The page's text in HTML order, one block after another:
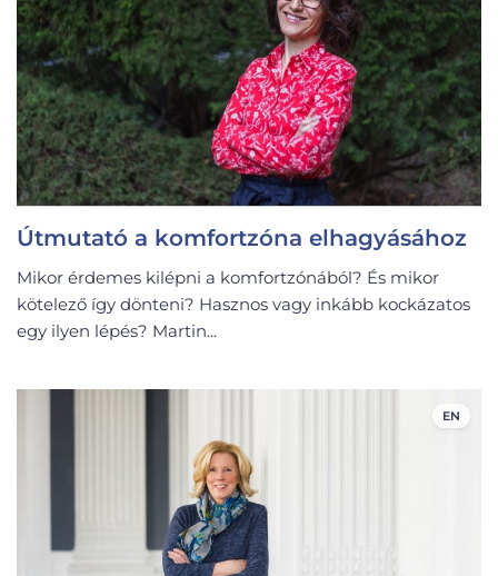
Útmutató a komfortzóna elhagyásához
Mikor érdemes kilépni a komfortzónából? És mikor
kötelező így dönteni? Hasznos vagy inkább kockázatos
egy ilyen lépés? Martin...
EN